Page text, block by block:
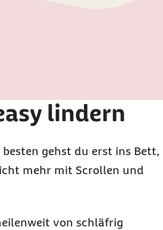
lindern
gehst du erst ins Bett,
mehr mit Scrollen und
von schläfrig